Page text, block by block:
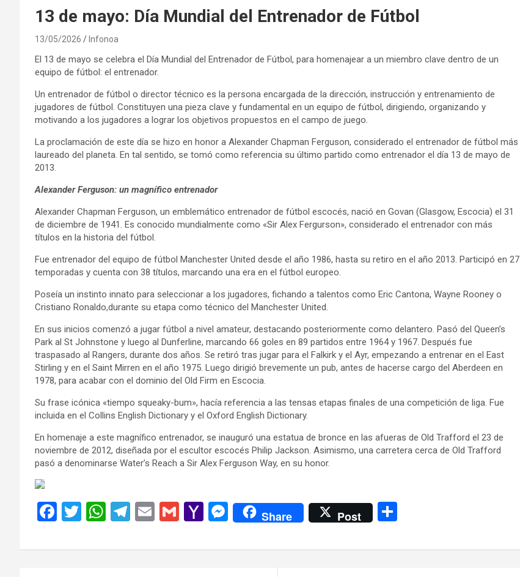
13 de mayo: Día Mundial del Entrenador de Fútbol
13/05/2026 Infonoa
El 13 de mayo se celebra el Día Mundial del Entrenador de Fútbol, para homenajear a un miembro clave dentro de un
equipo de fútbol: el entrenador.
Un entrenador de fútbol o director técnico es la persona encargada de la dirección, instrucción y entrenamiento de
jugadores de fútbol. Constituyen una pieza clave y fundamental en un equipo de fútbol, dirigiendo, organizando y
motivando a los jugadores a lograr los objetivos propuestos en el campo de juego.
La proclamación de este día se hizo en honor a Alexander Chapman Ferguson, considerado el entrenador de fútbol más
laureado del planeta. En tal sentido, se tomó como referencia su último partido como entrenador el día 13 de mayo de
2013.
Alexander Ferguson: un magnífico entrenador
Alexander Chapman Ferguson, un emblemático entrenador de fútbol escocés, nació en Govan (Glasgow, Escocia) el 31
de diciembre de 1941. Es conocido mundialmente como «Sir Alex Fergurson», considerado el entrenador con más
títulos en la historia del fútbol.
Fue entrenador del equipo de fútbol Manchester United desde el año 1986, hasta su retiro en el año 2013. Participó en 27
temporadas y cuenta con 38 títulos, marcando una era en el fútbol europeo.
Poseía un instinto innato para seleccionar a los jugadores, fichando a talentos como Eric Cantona, Wayne Rooney o
Cristiano Ronaldo,durante su etapa como técnico del Manchester United.
En sus inicios comenzó a jugar fútbol a nivel amateur, destacando posteriormente como delantero. Pasó del Queen’s
Park al St Johnstone y luego al Dunferline, marcando 66 goles en 89 partidos entre 1964 y 1967. Después fue
traspasado al Rangers, durante dos años. Se retiró tras jugar para el Falkirk y el Ayr, empezando a entrenar en el East
Stirling y en el Saint Mirren en el año 1975. Luego dirigió brevemente un pub, antes de hacerse cargo del Aberdeen en
1978, para acabar con el dominio del Old Firm en Escocia.
Su frase icónica «tiempo squeaky-bum», hacía referencia a las tensas etapas finales de una competición de liga. Fue
incluida en el Collins English Dictionary y el Oxford English Dictionary.
En homenaje a este magnífico entrenador, se inauguró una estatua de bronce en las afueras de Old Trafford el 23 de
noviembre de 2012, diseñada por el escultor escocés Philip Jackson. Asimismo, una carretera cerca de Old Trafford
pasó a denominarse Water’s Reach a Sir Alex Ferguson Way, en su honor.
F
ce
T
tt
W
at
T
e
E
ail
G
ail
Y
h
M
se
Share Post
m